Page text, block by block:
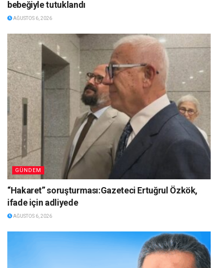
bebeğiyle tutuklandı
AĞUSTOS 6, 2026
GÜNDEM
“Hakaret” soruşturması:Gazeteci Ertuğrul Özkök,
ifade için adliyede
AĞUSTOS 6, 2026